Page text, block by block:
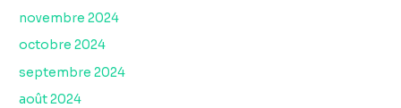
novembre 2024
octobre 2024
septembre 2024
août 2024